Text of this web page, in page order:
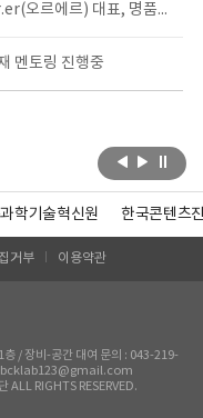
서울 성수동 핫플레이스 or.er(오르에르) 대표, 명품클래스 3회차 강연!
멘토링 진행중
학기술혁신원 한국콘텐츠
거부 이용약관
층 / 장비-공간 대여 문의 : 043-219-
cbcklab123@gmail.com
ALL RIGHTS RESERVED.